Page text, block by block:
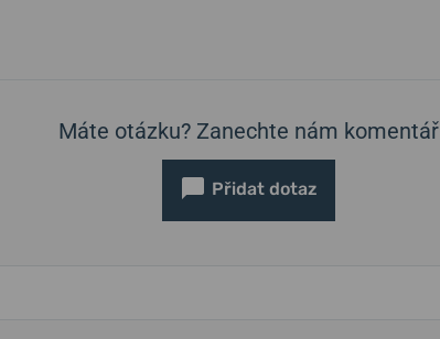
Máte otázku? Zanechte nám komentář
Přidat dotaz